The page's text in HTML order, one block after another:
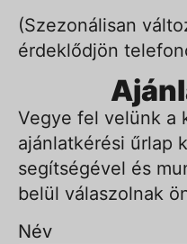
(Szezonálisan
érdeklődjön
Vegye fel velünk a
ajánlatkérési űrlap
segítségével és
belül válaszolnak
Név